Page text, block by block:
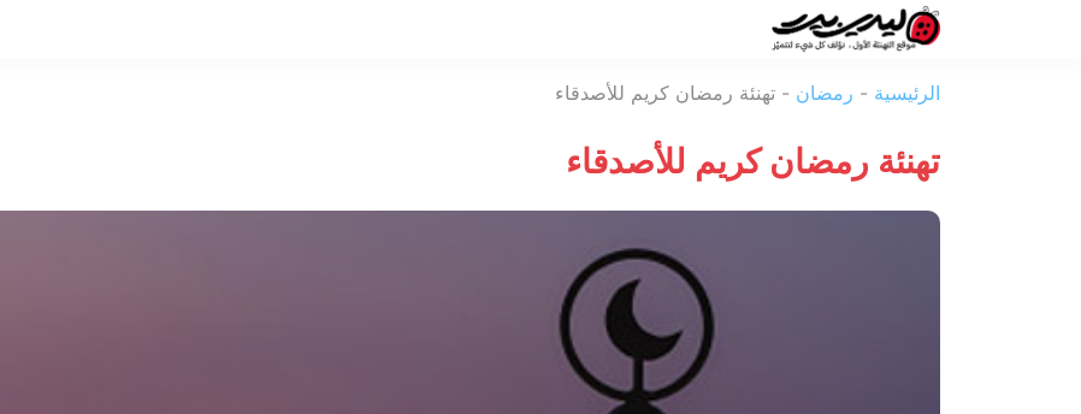
بيرد
الرئيسية - رمضان - تهنئة رمضان كريم للأصدقاء
تهنئة رمضان كريم للأصدقاء